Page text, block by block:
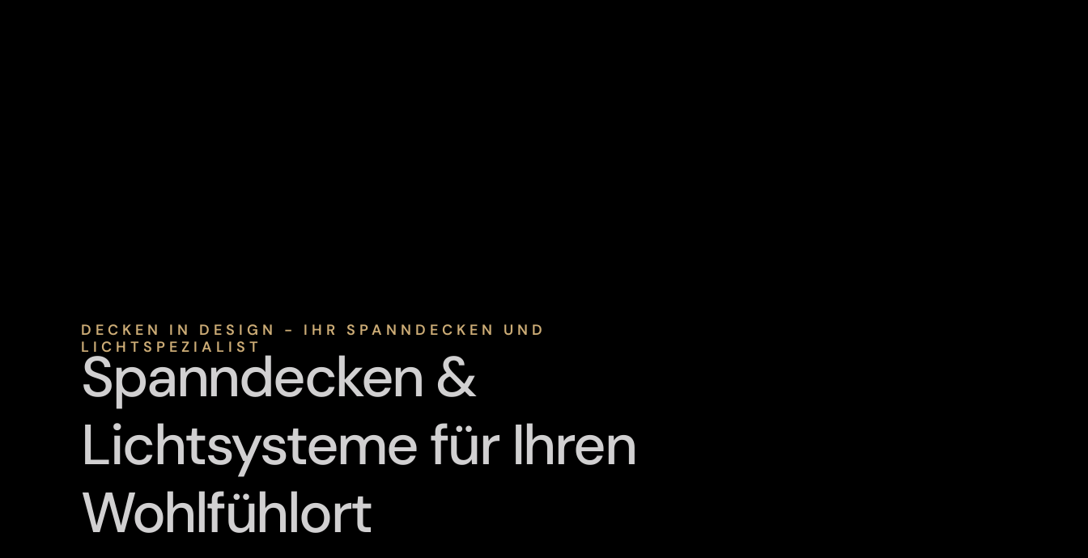
DECKEN IN DESIGN - IHR SPANNDECKEN UND
LICHTSPEZIALIST
Spanndecken &
Lichtsysteme für Ihren
Wohlfühlort